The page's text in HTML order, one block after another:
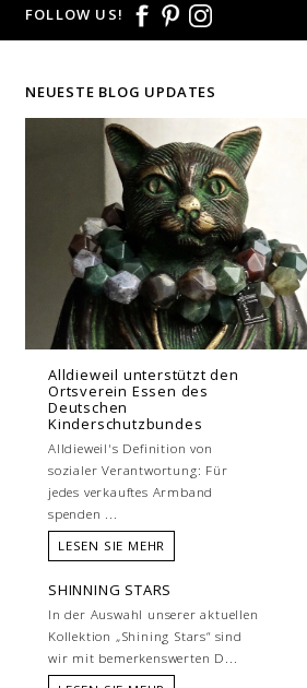
FOLLOW US!
NEUESTE BLOG UPDATES
Alldieweil unterstützt den
Ortsverein Essen des
Deutschen
Kinderschutzbundes
Alldieweil's Definition von
sozialer Verantwortung: Für
jedes verkauftes Armband
spenden ...
LESEN SIE MEHR
SHINNING STARS
In der Auswahl unserer aktuellen
Kollektion „Shining Stars“ sind
wir mit bemerkenswerten D...